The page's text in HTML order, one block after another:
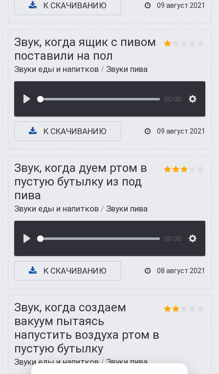
К СКАЧИВАНИЮ 09 август 2021
Звук, когда ящик с пивом
поставили на пол
Звуки еды и напитков / Звуки пива
00:00
К СКАЧИВАНИЮ 09 август 2021
Звук, когда дуем ртом в
пустую бутылку из под
пива
Звуки еды и напитков / Звуки пива
00:00
К СКАЧИВАНИЮ 08 август 2021
Звук, когда создаем
вакуум пытаясь
напустить воздуха ртом в
пустую бутылку
Звуки еды и напитков/Звуки пива